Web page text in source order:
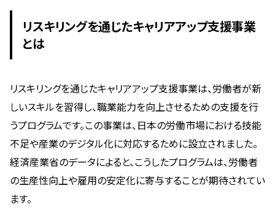
リスキリングを通じたキャリアアップ支援事業
とは
リスキリングを通じたキャリアアップ支援事業は、労働者が新
しいスキルを習得し、職業能力を向上させるための支援を行
うプログラムです。この事業は、日本の労働市場における技能
不足や産業のデジタル化に対応するために設立されました。
経済産業省のデータによると、こうしたプログラムは、労働者
の生産性向上や雇用の安定化に寄与することが期待されてい
ます。